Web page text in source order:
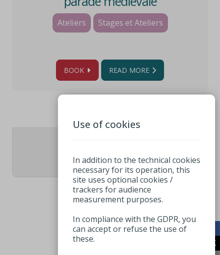
Ateliers Stages et Ateliers
BOOK READ MORE
Use of cookies
In addition to the technical cookies
necessary for its operation, this
site uses optional cookies /
trackers for audience
measurement purposes.
In compliance with the GDPR, you
can accept or refuse the use of
these.